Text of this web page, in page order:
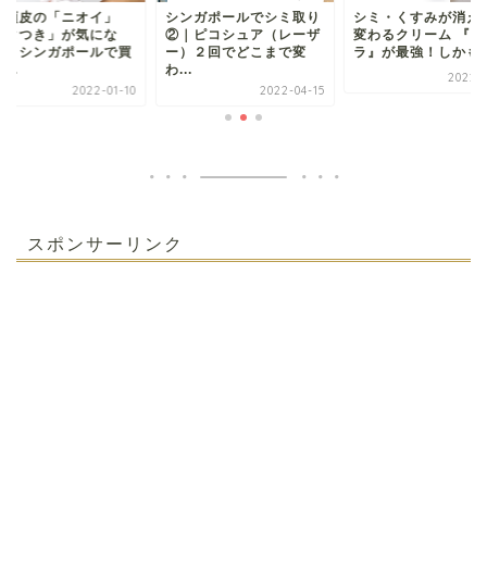
ガポールでシミ取り
コシュア（レーザ
２回でどこまで変
2022-04-15
シミ・くすみが消え肌が
変わるクリーム 『シスペ
ラ』が最強！しかも正...
夫の頭皮の「ニオイ
「ベタつき」が気に
る！｜シンガポール
スポンサーリンク